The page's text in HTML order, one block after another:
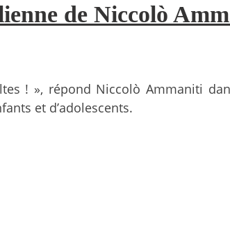
de Niccolò
! », répond Niccolò Ammaniti
et d’adolescents.